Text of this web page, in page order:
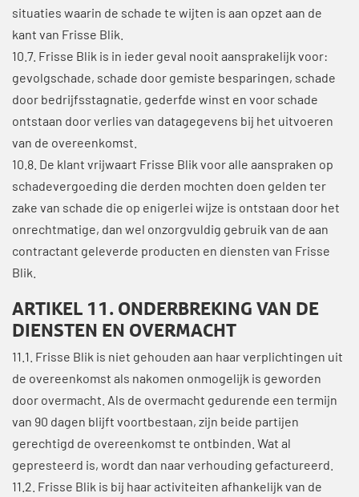
situaties waarin de schade te wijten is aan opzet aan de
kant van Frisse Blik.
10.7. Frisse Blik is in ieder geval nooit aansprakelijk voor:
gevolgschade, schade door gemiste besparingen, schade
door bedrijfsstagnatie, gederfde winst en voor schade
ontstaan door verlies van datagegevens bij het uitvoeren
van de overeenkomst.
10.8. De klant vrijwaart Frisse Blik voor alle aanspraken op
schadevergoeding die derden mochten doen gelden ter
zake van schade die op enigerlei wijze is ontstaan door het
onrechtmatige, dan wel onzorgvuldig gebruik van de aan
contractant geleverde producten en diensten van Frisse
Blik.
ARTIKEL 11. ONDERBREKING VAN DE
DIENSTEN EN OVERMACHT
11.1. Frisse Blik is niet gehouden aan haar verplichtingen uit
de overeenkomst als nakomen onmogelijk is geworden
door overmacht. Als de overmacht gedurende een termijn
van 90 dagen blijft voortbestaan, zijn beide partijen
gerechtigd de overeenkomst te ontbinden. Wat al
gepresteerd is, wordt dan naar verhouding gefactureerd.
11.2. Frisse Blik is bij haar activiteiten afhankelijk van de